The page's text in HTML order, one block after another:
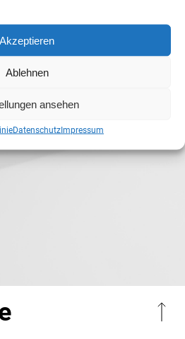
Akzeptieren
Ablehnen
ansehen
DatenschutzImpressum